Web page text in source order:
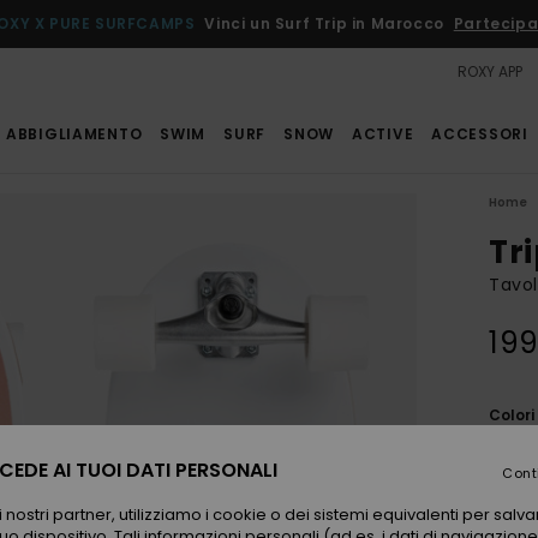
X PURE SURFCAMPS Vinci un Surf Trip in Marocco
ROXY APP
ABBIGLIAMENTO SWIM SURF SNOW ACTIVE ACCESSORI
Home
Colori
AI TUOI DATI PERSONALI
partner, utilizziamo i cookie o dei sistemi equivalenti per